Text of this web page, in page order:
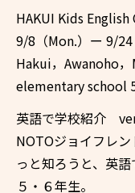
HAKUI Kids English
9/8（Mon.）ー 9/24
Hakui，Awanoho
elementary school
英語で学校紹介
NOTOジョイフレ
っと知ろうと、英
５・６年生。